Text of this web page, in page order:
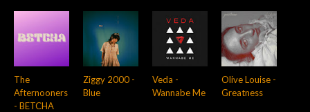
The
Afternooners
- BETCHA
Ziggy 2000 -
Blue
Veda -
Wannabe Me
Olive Louise -
Greatness